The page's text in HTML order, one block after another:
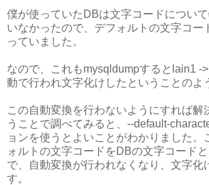
僕が使っていたDBは文字コードについ
いなかったので、デフォルトの文字コー
っていました。
なので、これもmysqldumpするとlain1 -
動で行われ文字化けしたということのよ
この自動変換を行わないようにすれば解
うことで調べてみると、--default-
ョンを使うとよいことがわかりました。
ォルトの文字コードをDBの文字コード
で、自動変換が行われなくなり、文字化
す。